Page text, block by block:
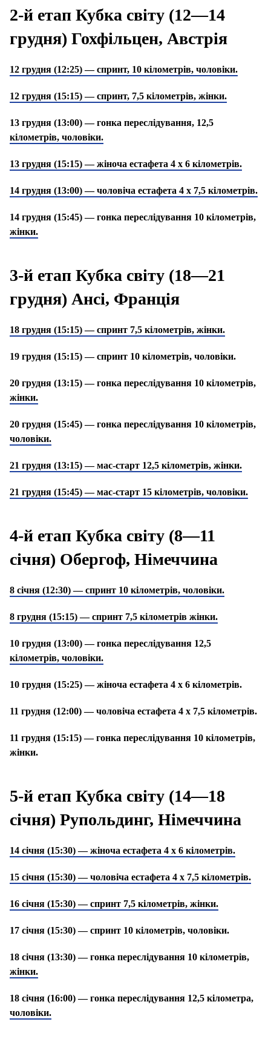
2-й етап Кубка світу (12—14
грудня) Гохфільцен, Австрія
12 грудня (12:25) — спринт, 10 кілометрів, чоловіки.
12 грудня (15:15) — спринт, 7,5 кілометрів, жінки.
13 грудня (13:00) — гонка переслідування, 12,5
кілометрів, чоловіки.
13 грудня (15:15) — жіноча естафета 4 х 6 кілометрів.
14 грудня (13:00) — чоловіча естафета 4 х 7,5 кілометрів.
14 грудня (15:45) — гонка переслідування 10 кілометрів,
жінки.
3-й етап Кубка світу (18—21
грудня) Ансі, Франція
18 грудня (15:15) — спринт 7,5 кілометрів, жінки.
19 грудня (15:15) — спринт 10 кілометрів, чоловіки.
20 грудня (13:15) — гонка переслідування 10 кілометрів,
жінки.
20 грудня (15:45) — гонка переслідування 10 кілометрів,
чоловіки.
21 грудня (13:15) — мас-старт 12,5 кілометрів, жінки.
21 грудня (15:45) — мас-старт 15 кілометрів, чоловіки.
4-й етап Кубка світу (8—11
січня) Обергоф, Німеччина
8 січня (12:30) — спринт 10 кілометрів, чоловіки.
8 грудня (15:15) — спринт 7,5 кілометрів жінки.
10 грудня (13:00) — гонка переслідування 12,5
кілометрів, чоловіки.
10 грудня (15:25) — жіноча естафета 4 х 6 кілометрів.
11 грудня (12:00) — чоловіча естафета 4 х 7,5 кілометрів.
11 грудня (15:15) — гонка переслідування 10 кілометрів,
жінки.
5-й етап Кубка світу (14—18
січня) Рупольдинг, Німеччина
14 січня (15:30) — жіноча естафета 4 х 6 кілометрів.
15 січня (15:30) — чоловіча естафета 4 х 7,5 кілометрів.
16 січня (15:30) — спринт 7,5 кілометрів, жінки.
17 січня (15:30) — спринт 10 кілометрів, чоловіки.
18 січня (13:30) — гонка переслідування 10 кілометрів,
жінки.
18 січня (16:00) — гонка переслідування 12,5 кілометра,
чоловіки.